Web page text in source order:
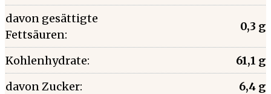
davon gesättigte
Fettsäuren:
0,3 g
Kohlenhydrate:
61,1 g
davon Zucker:
6,4 g